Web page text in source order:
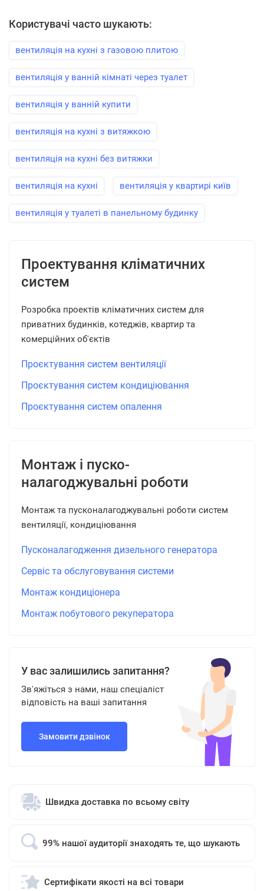
Користувачі часто шукають:
вентиляція на кухні з газовою плитою
вентиляція у ванній кімнаті через туалет
вентиляція у ванній купити
вентиляція на кухні з витяжкою
вентиляція на кухні без витяжки
вентиляція на кухні вентиляція у квартирі київ
вентиляція у туалеті в панельному будинку
Проектування кліматичних
систем
Розробка проектів кліматичних систем для
приватних будинків, котеджів, квартир та
комерційних об'єктів
Проєктування систем вентиляції
Проєктування систем кондиціювання
Проєктування систем опалення
Монтаж і пуско-
налагоджувальні роботи
Монтаж та пусконалагоджувальні роботи систем
вентиляції, кондиціювання
Пусконалагодження дизельного генератора
Сервіс та обслуговування системи
Монтаж кондиціонера
Монтаж побутового рекуператора
У вас залишились запитання?
Зв'яжіться з нами, наш спеціаліст
відповість на ваші запитання
Замовити дзвінок
Швидка доставка по всьому світу
99% нашої аудиторії знаходять те, що шукають
Сертифікати якості на всі товари